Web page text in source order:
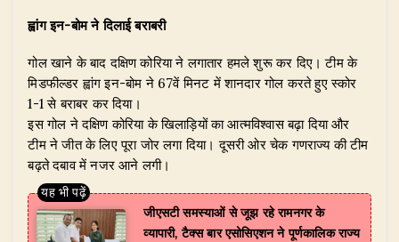
ह्वांग इन-बोम ने दिलाई बराबरी
गोल खाने के बाद दक्षिण कोरिया ने लगातार हमले शुरू कर दिए। टीम के
मिडफील्डर ह्वांग इन-बोम ने 67वें मिनट में शानदार गोल करते हुए स्कोर
1-1 से बराबर कर दिया।
इस गोल ने दक्षिण कोरिया के खिलाड़ियों का आत्मविश्वास बढ़ा दिया और
टीम ने जीत के लिए पूरा जोर लगा दिया। दूसरी ओर चेक गणराज्य की टीम
बढ़ते दबाव में नजर आने लगी।
जीएसटी समस्याओं से जूझ रहे रामनगर के
व्यापारी, टैक्स बार एसोसिएशन ने पूर्णकालिक राज्य